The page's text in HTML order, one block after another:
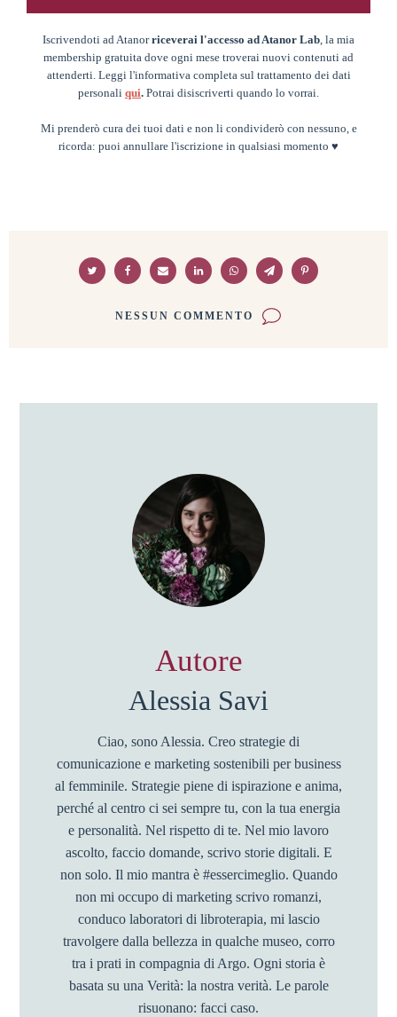
Iscrivendoti ad Atanorriceverai l'accesso ad Atanor Lab, la mia
membership gratuita dove ogni mese troverai nuovi contenuti ad
attenderti. Leggi l'informativa completa sul trattamento dei dati
personali qui. Potrai disiscriverti quando lo vorrai.
Mi prenderò cura dei tuoi dati e non li condividerò con nessuno, e
ricorda: puoi annullare l'iscrizione in qualsiasi momento ♥
NESSUN COMMENTO
Autore
Alessia Savi
Ciao, sono Alessia. Creo strategie di
comunicazione e marketing sostenibili per business
al femminile. Strategie piene di ispirazione e anima,
perché al centro ci sei sempre tu, con la tua energia
e personalità. Nel rispetto di te. Nel mio lavoro
ascolto, faccio domande, scrivo storie digitali. E
non solo. Il mio mantra è #essercimeglio. Quando
non mi occupo di marketing scrivo romanzi,
conduco laboratori di libroterapia, mi lascio
travolgere dalla bellezza in qualche museo, corro
tra i prati in compagnia di Argo. Ogni storia è
basata su una Verità: la nostra verità. Le parole
risuonano: facci caso.